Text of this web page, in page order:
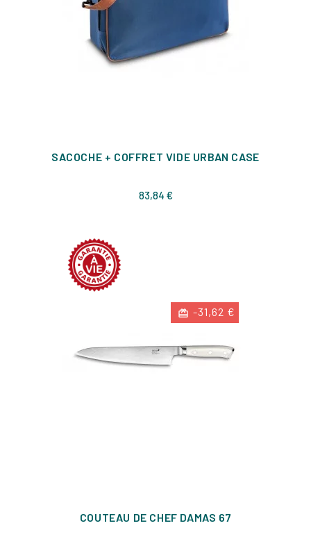
SACOCHE + COFFRET VIDE URBAN CASE
83,84 €Prix
-31,62 €
COUTEAU DE CHEF DAMAS 67